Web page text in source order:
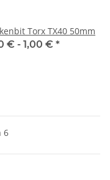
Torx TX40 50mm
€ - 1,00 € *
6